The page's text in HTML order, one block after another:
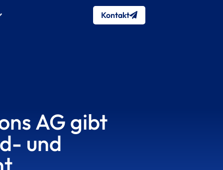
Kontakt
AG gibt
und